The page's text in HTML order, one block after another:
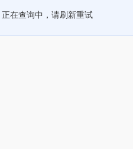
正在查询中，请刷新重试